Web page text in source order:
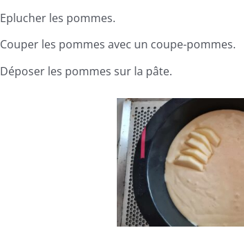
Eplucher les pommes.
Couper les pommes avec un coupe-pommes.
Déposer les pommes sur la pâte.